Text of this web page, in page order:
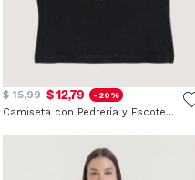
$ 15,99 $ 12,79 -20%
Camiseta con Pedrería y Escote V